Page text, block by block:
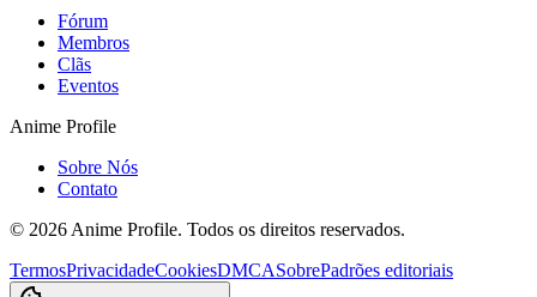
Fórum
Membros
Clãs
Eventos
Anime Profile
Sobre Nós
Contato
© 2026 Anime Profile. Todos os direitos reservados.
TermosPrivacidadeCookiesDMCASobrePadrões editoriais